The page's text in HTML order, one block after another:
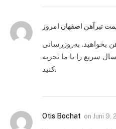
تیرآهن اصفهان امروز
بخواهید. به‌روزرسانی
سریع را با ما تجربه
کنید.
Otis Bochat on Juni 9,